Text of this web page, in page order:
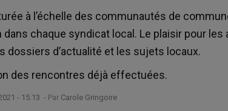
à l’échelle des communautés de
dans chaque syndicat local. Le plaisir pour
dossiers d’actualité et les sujets locaux.
des rencontres déjà effectuées.
- 15:13 - Par Carole Gringoire